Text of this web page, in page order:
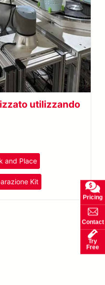
utilizzando
and Place
Kit
Pricing
Contact
Try
Free